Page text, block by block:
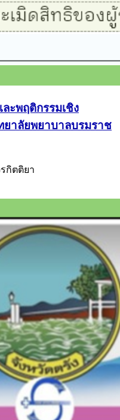
ะพฤติกรรมเชิง
ยาลัยพยาบาลบรมราช
กิตติยา